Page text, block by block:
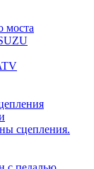
моста
сцепления.